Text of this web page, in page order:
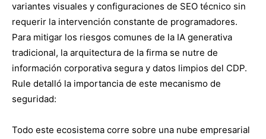
variantes visuales y configuraciones de SEO técnico sin
requerir la intervención constante de programadores.
Para mitigar los riesgos comunes de la IA generativa
tradicional, la arquitectura de la firma se nutre de
información corporativa segura y datos limpios del CDP.
Rule detalló la importancia de este mecanismo de
seguridad:
Todo este ecosistema corre sobre una nube empresarial